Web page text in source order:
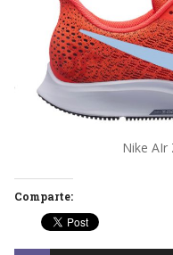
Nike AIr
Comparte: